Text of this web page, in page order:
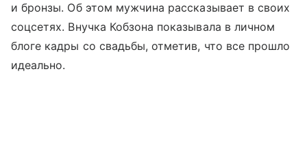
и бронзы. Об этом мужчина рассказывает в своих
соцсетях. Внучка Кобзона показывала в личном
блоге кадры со свадьбы, отметив, что все прошло
идеально.